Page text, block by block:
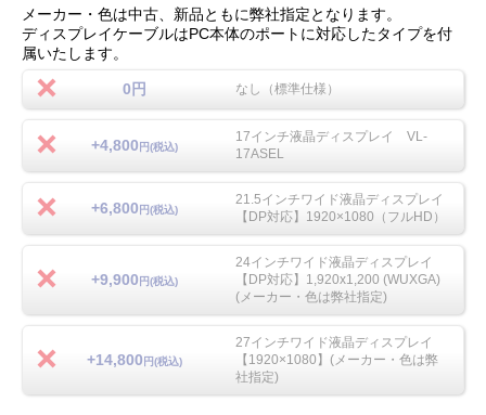
メーカー・色は中古、新品ともに弊社指定となります。
ディスプレイケーブルはPC本体のポートに対応したタイプを付
属いたします。
0円 なし（標準仕様）
+4,800 円(税込)
17インチ液晶ディスプレイ VL-
17ASEL
+6,800 円(税込)
21.5インチワイド液晶ディスプレイ
【DP対応】1920×1080（フルHD）
+9,900 円(税込)
24インチワイド液晶ディスプレイ
【DP対応】1,920x1,200 (WUXGA)
(メーカー・色は弊社指定)
+14,800 円(税込)
27インチワイド液晶ディスプレイ
【1920×1080】(メーカー・色は弊
社指定)